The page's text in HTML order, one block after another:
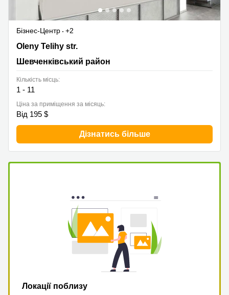
Бізнес-Центр
+2
6 Oleny Telihy str.,Forum West Side Ctr,3-4th floor,
Шевченківський район
Oleny Telihy str.
Шевченківський район
Кількість місць:
1 - 11
Ціна за приміщення за місяць:
Від 195 $
Дізнатись більше
Локації поблизу